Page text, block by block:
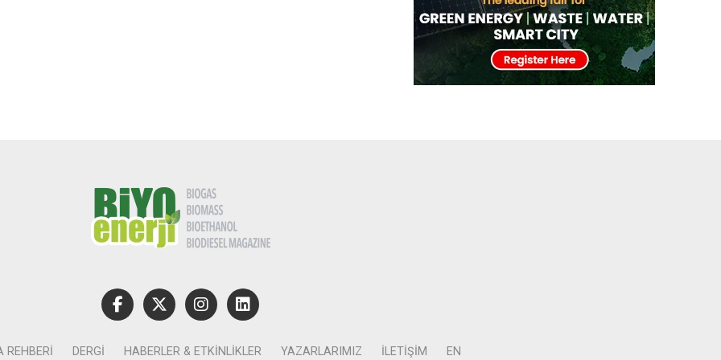
REHBERI DERGI HABERLER & ETKINLIKLER YAZARLARIMIZ İLETIŞIM EN